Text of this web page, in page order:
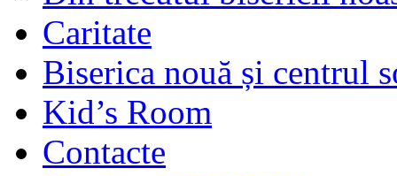
Caritate
Biserica nouă și centrul
Kid’s Room
Contacte